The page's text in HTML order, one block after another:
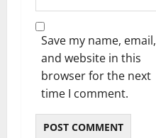
Save my name, email,
and website in this
browser for the next
time I comment.